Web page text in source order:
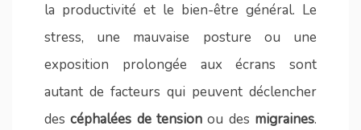
la productivité et le bien-être général. Le
stress, une mauvaise posture ou une
exposition prolongée aux écrans sont
autant de facteurs qui peuvent déclencher
descéphalées de tension ou des migraines.